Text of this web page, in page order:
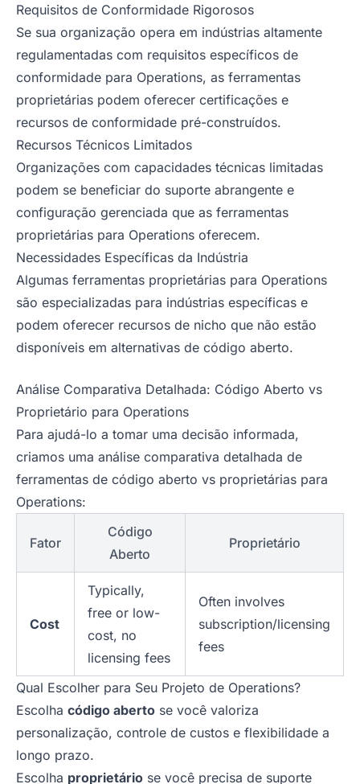
Requisitos de Conformidade Rigorosos
Se sua organização opera em indústrias altamente
regulamentadas com requisitos específicos de
conformidade para Operations, as ferramentas
proprietárias podem oferecer certificações e
recursos de conformidade pré-construídos.
Recursos Técnicos Limitados
Organizações com capacidades técnicas limitadas
podem se beneficiar do suporte abrangente e
configuração gerenciada que as ferramentas
proprietárias para Operations oferecem.
Necessidades Específicas da Indústria
Algumas ferramentas proprietárias para Operations
são especializadas para indústrias específicas e
podem oferecer recursos de nicho que não estão
disponíveis em alternativas de código aberto.
Análise Comparativa Detalhada: Código Aberto vs
Proprietário para Operations
Para ajudá-lo a tomar uma decisão informada,
criamos uma análise comparativa detalhada de
ferramentas de código aberto vs proprietárias para
Operations:
Fator
Código
Aberto
Proprietário
Cost
Typically,
free or low-
cost, no
licensing fees
Often involves
subscription/licensing
fees
Qual Escolher para Seu Projeto de Operations?
Escolha código aberto se você valoriza
personalização, controle de custos e flexibilidade a
longo prazo.
Escolha proprietário se você precisa de suporte